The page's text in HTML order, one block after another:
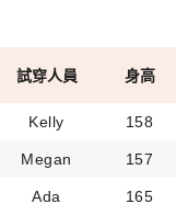
試穿人員 身高
Kelly 158
Megan 157
Ada 165